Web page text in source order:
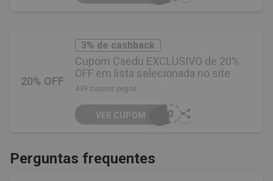
20% OFF
3% de cashback
Cupom Caedu EXCLUSIVO de 20%
OFF em lista selecionada no site
439 cupons pegos
A20
VER CUPOM
Perguntas frequentes